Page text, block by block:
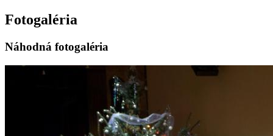
Fotogaléria
Náhodná fotogaléria